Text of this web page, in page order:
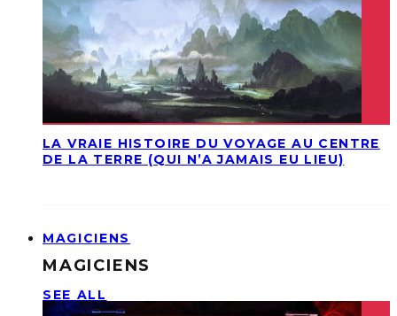
LA VRAIE HISTOIRE DU VOYAGE AU CENTRE
DE LA TERRE (QUI N’A JAMAIS EU LIEU)
MAGICIENS
MAGICIENS
SEE ALL